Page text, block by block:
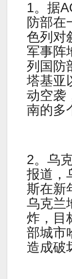
1。据
防部在
色列对
军事阵
列国防
塔基亚
动空袭
南的多
2。乌
报道，
斯在新
乌克兰
炸，目
部城市
造成破